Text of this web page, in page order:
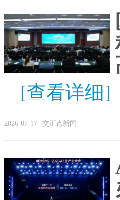
[查看详细]
2026-07-17 交汇点新闻